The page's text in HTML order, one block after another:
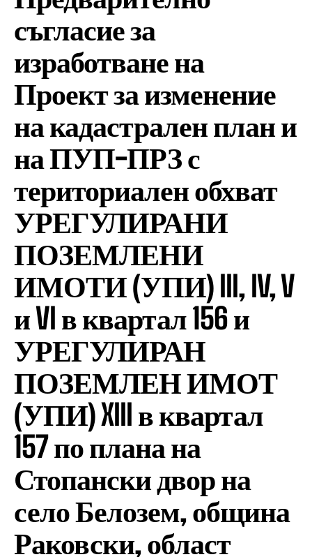
съгласие за
изработване на
Проект за изменение
на кадастрален план и
на ПУП-ПРЗ с
териториален обхват
УРЕГУЛИРАНИ
ПОЗЕМЛЕНИ
ИМОТИ (УПИ) III, IV, V
и VI в квартал 156 и
УРЕГУЛИРАН
ПОЗЕМЛЕН ИМОТ
(УПИ) XIII в квартал
157 по плана на
Стопански двор на
село Белозем, община
Раковски, област